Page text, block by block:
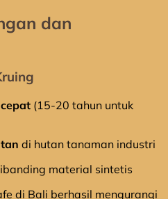
dan
(15-20 tahun untuk
di hutan tanaman industri
material sintetis
di Bali berhasil mengurangi